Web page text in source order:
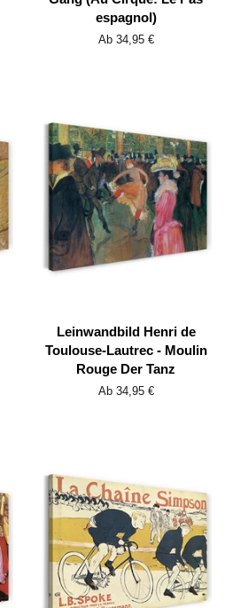
espagnol)
Ab 34,95 €
Leinwandbild Henri de
Toulouse-Lautrec - Moulin
Rouge Der Tanz
Ab 34,95 €